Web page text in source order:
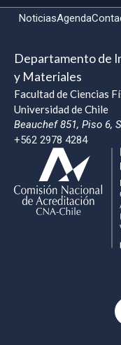
NoticiasAgenda
Departamento de
y Materiales
Facultad de Ciencias
Universidad de Chile
Beauchef 851, Piso 6,
+562 2978 4284